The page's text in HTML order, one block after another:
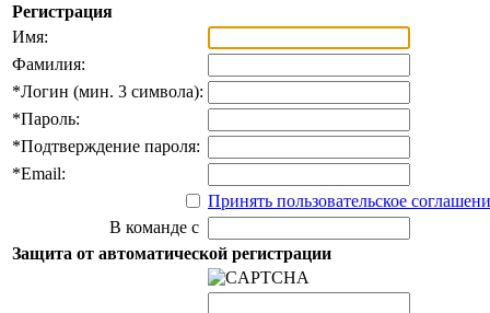
Регистрация
Имя:
Фамилия:
*Логин (мин. 3 символа):
*Пароль:
*Подтверждение пароля:
*Email:
Принять пользовательское
В команде с
Защита от автоматической регистрации